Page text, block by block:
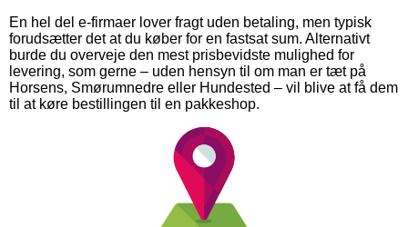
En hel del e-firmaer lover fragt uden betaling, men typisk
forudsætter det at du køber for en fastsat sum. Alternativt
burde du overveje den mest prisbevidste mulighed for
levering, som gerne – uden hensyn til om man er tæt på
Horsens, Smørumnedre eller Hundested – vil blive at få dem
til at køre bestillingen til en pakkeshop.